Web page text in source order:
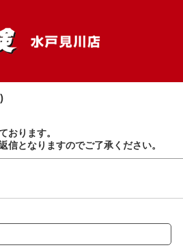
おります。
信となりますのでご了承ください。